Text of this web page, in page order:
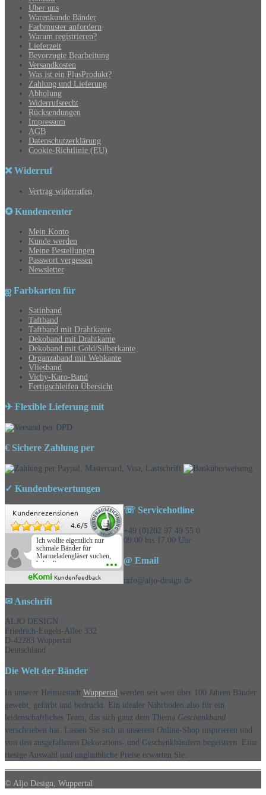
Über uns
Warenkunde Bänder
Farbmuster anfordern
Warum registrieren?
Lieferzeit
Bevorzugte Bearbeitung
Versandkosten
Was ist ein PlusProdukt?
Zahlung und Lieferung
Abholung
Widerrufsrecht
Rücksendungen
Impressum
AGB
Datenschutzerklärung
Cookie-Richtlinie (EU)
❌ Widerruf
Vertrag widerrufen
✪ Kundencenter
Mein Konto
Kunde werden
Meine Bestellungen
Passwort vergessen
Newsletter
ஐ Farbkarten für
Satinband
Taftband
Taftband mit Drahtkante
Dekoband mit Drahtkante
Dekoband mit Gold/Silberkante
Organzaband mit Webkante
Vliesband
Vichy-Karo-Band
Fertigschleifen Übersicht
✈ Flexible Lieferung mit
€ Sichere Zahlung per
✓ Kundenbewertungen
Kundenrezensionen
4.6/5
Ich wollte eigentlich nur
schmale Bänder für
Marmeladengläser suchen,
habe die
Überraschungsbänder
mitbestellt und war positiv
eKomi Kundenfeedback
☏ Servicehotline
+49 (0)202 97 49 55 0
09.00 bis 17.00 Uhr
@ Email
info@aljo-design.de
✉ Anschrift
ALJO DESIGN
Friedrich-Engels-Allee 332
D-42283 Wuppertal
Deutschland
Die Welt der Bänder
In unserer Heimatstadt Wuppertal werden seit weit über 100 Jahren Bänder
gewebt, gefärbt und bedruckt. Ein idealer Nährboden also für ein
leidenschaftliches Team, das sich ganz dem Thema Geschenkband
verschrieben hat. Lassen Sie sich in unserem Online-Shop inspirieren und
von den ausgefallenen Dekorations- und Geschenkbändern begeistern. Eine
riesige Auswahl und unglaubliche Preise erwarten Sie.
© Aljo Design, Wuppertal